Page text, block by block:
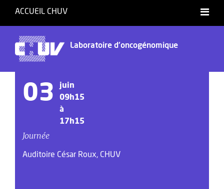
ACCUEIL CHUV
Laboratoire d'oncogénomique
03
juin
09h15
à
17h15
Journée
Auditoire César Roux, CHUV